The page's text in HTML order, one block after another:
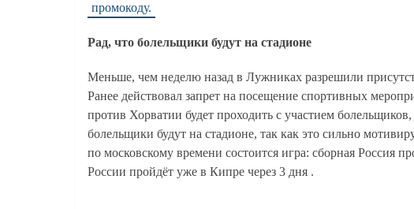
промокоду.
Рад, что болельщики будут на стадионе
Меньше, чем неделю назад в Лужниках разрешили
Ранее действовал запрет на посещение спортивных
против Хорватии будет проходить с участием
болельщики будут на стадионе, так как это сильно
по московскому времени состоится игра: сборная Россия
России пройдёт уже в Кипре через 3 дня .